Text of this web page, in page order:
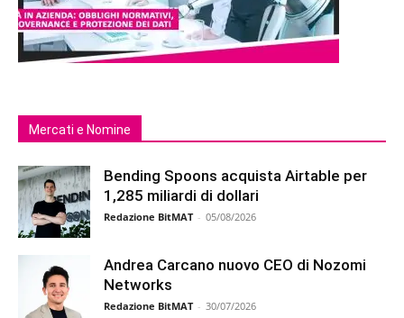
Mercati e Nomine
Bending Spoons acquista Airtable per
1,285 miliardi di dollari
Redazione BitMAT - 05/08/2026
Andrea Carcano nuovo CEO di Nozomi
Networks
Redazione BitMAT - 30/07/2026